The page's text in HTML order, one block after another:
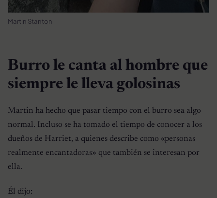
Martin Stanton
Burro le canta al hombre que
siempre le lleva golosinas
Martin ha hecho que pasar tiempo con el burro sea algo
normal. Incluso se ha tomado el tiempo de conocer a los
dueños de Harriet, a quienes describe como «personas
realmente encantadoras» que también se interesan por
ella.
Él dijo: